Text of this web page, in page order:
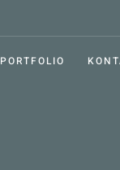
PORTFOLIO